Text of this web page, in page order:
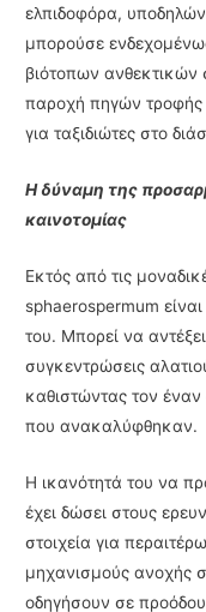
ελπιδοφόρα,
μπορούσε
βιότοπων ανθεκτικών
παροχή πηγών τροφής
για ταξιδιώτες στο
Η δύναμη της
καινοτομίας
Εκτός από τις
sphaerospermum
του. Μπορεί να
συγκεντρώσεις
καθιστώντας τον
που ανακαλύφθηκαν.
Η ικανότητά του να
έχει δώσει στους
στοιχεία για
μηχανισμούς ανοχής
οδηγήσουν σε